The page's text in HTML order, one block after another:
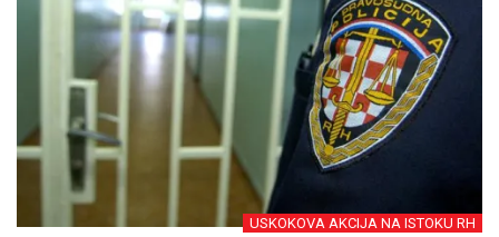
USKOKOVA AKCIJA NA ISTOKU RH